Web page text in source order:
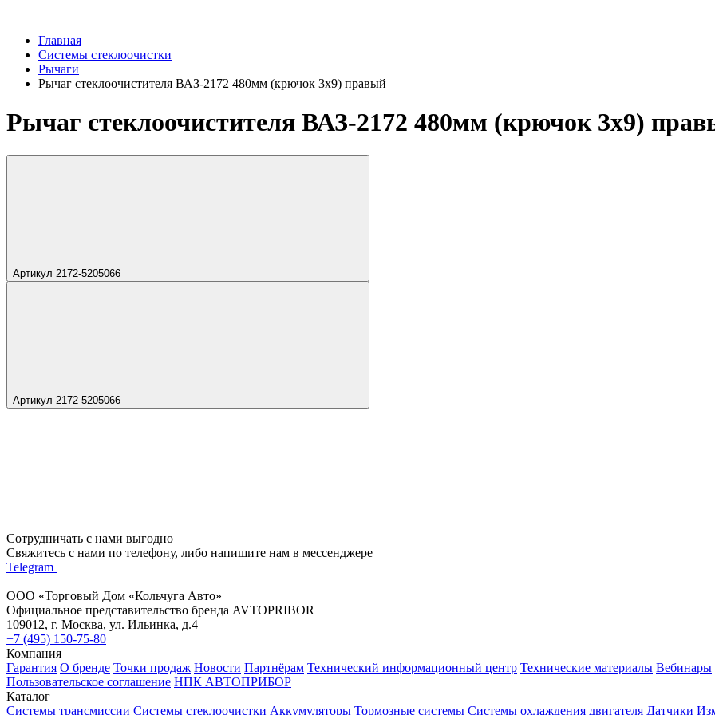
Главная
Системы стеклоочистки
Рычаги
Рычаг стеклоочистителя ВАЗ-2172 480мм (крючок 3х9) правый
Рычаг стеклоочистителя ВАЗ-2172 480мм (крючок 3х9)
Артикул 2172-5205066
Артикул 2172-5205066
Сотрудничать с нами выгодно
Свяжитесь с нами по телефону, либо напишите нам в мессенджере
Telegram
ООО «Торговый Дом «Кольчуга Авто»
Официальное представительство бренда AVTOPRIBOR
109012, г. Москва, ул. Ильинка, д.4
+7 (495) 150-75-80
Компания
Гарантия О бренде Точки продаж Новости Партнёрам Технический информационный центр Технические материалы Вебинары
Пользовательское соглашение НПК АВТОПРИБОР
Каталог
Системы трансмиссии Системы стеклоочистки Аккумуляторы Тормозные системы Системы охлаждения двигателя Датчики